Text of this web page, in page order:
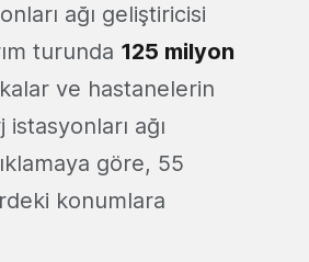
ağı geliştiricisi
turunda 125 milyon
ve hastanelerin
ağı
göre, 55
konumlara